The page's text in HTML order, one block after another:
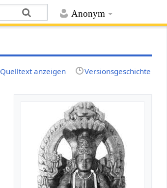
Anonym
Quelltext anzeigen Versionsgeschichte